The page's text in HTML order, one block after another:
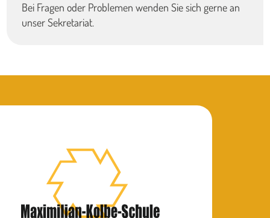
Bei Fragen oder Problemen wenden Sie sich gerne an
unser Sekretariat.